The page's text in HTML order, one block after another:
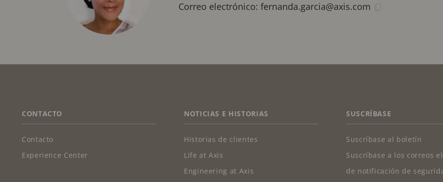
Correo electrónico: fernanda.garcia@axis.com
FOOTER
CONTACTO
Contacto
Experience Center
NOTICIAS E HISTORIAS
Historias de clientes
Life at Axis
Engineering at Axis
SUSCRÍBASE
Suscríbase al boletín
Suscríbase a los correos
de notificación de